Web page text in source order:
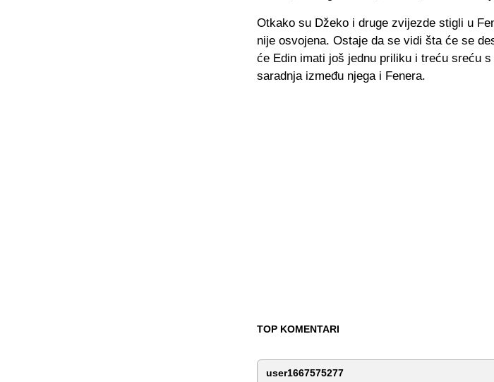
Otkako su Džeko i druge zvijezde stigli u
nije osvojena. Ostaje da se vidi šta će se
će Edin imati još jednu priliku i treću sreću
saradnja između njega i Fenera.
TOP KOMENTARI
user1667575277